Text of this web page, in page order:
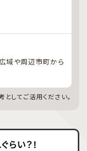
域や周辺市町から
してご活用ください。
らい？！